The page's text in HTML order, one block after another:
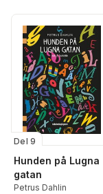
Del 9
Hunden på Lugna
gatan
Petrus Dahlin